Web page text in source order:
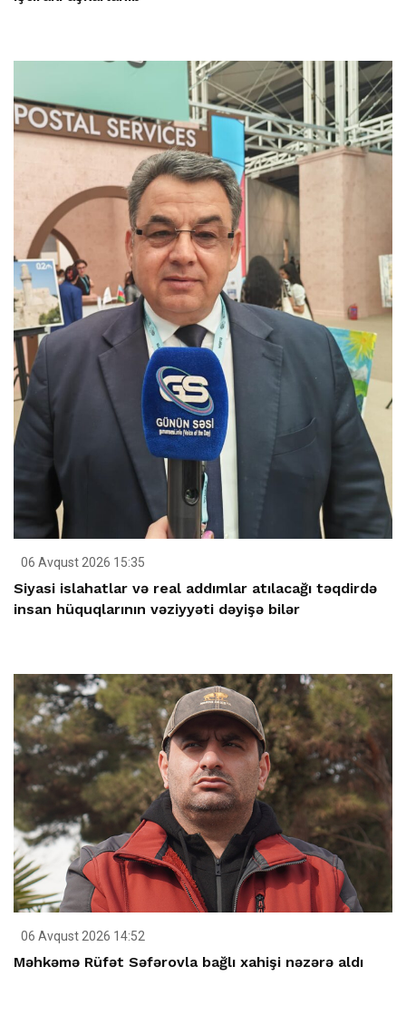
06 Avqust 2026 15:35
Siyasi islahatlar və real addımlar atılacağı təqdirdə
insan hüquqlarının vəziyyəti dəyişə bilər
06 Avqust 2026 14:52
Məhkəmə Rüfət Səfərovla bağlı xahişi nəzərə aldı